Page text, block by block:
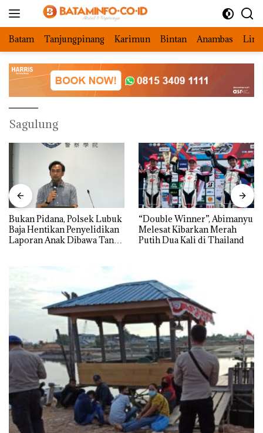
Batam Tanjungpinang Karimun Bintan Anambas
Sagulung
Bukan Pidana, Polsek Lubuk
Baja Hentikan Penyelidikan
Laporan Anak Dibawa Tanpa
“Double Winner”, Abimanyu
Melesat Kibarkan Merah
Putih Dua Kali di Thailand